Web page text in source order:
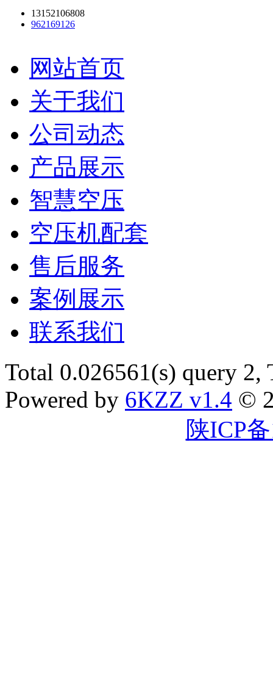
13152106808
962169126
网站首页
关于我们
公司动态
产品展示
智慧空压
空压机配套
售后服务
案例展示
联系我们
Total 0.026561(s) query
Powered by 6KZZ v1.4 ©
陕ICP